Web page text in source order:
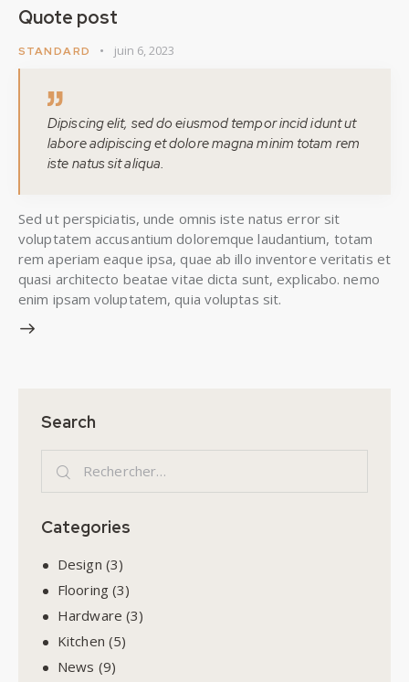
Quote post
STANDARD juin 6, 2023
Dipiscing elit, sed do eiusmod tempor incid idunt ut
labore adipiscing et dolore magna minim totam rem
iste natus sit aliqua.
Sed ut perspiciatis, unde omnis iste natus error sit
voluptatem accusantium doloremque laudantium, totam
rem aperiam eaque ipsa, quae ab illo inventore veritatis et
quasi architecto beatae vitae dicta sunt, explicabo. nemo
enim ipsam voluptatem, quia voluptas sit.
Search
Categories
Design (3)
Flooring(3)
Hardware (3)
Kitchen (5)
News (9)